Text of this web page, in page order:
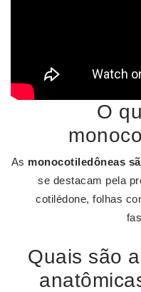
O
As monocotiledôneas
se destacam pela
cotilédone, folhas
Quais são